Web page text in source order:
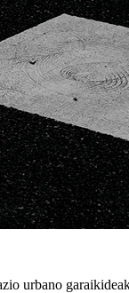
urbano